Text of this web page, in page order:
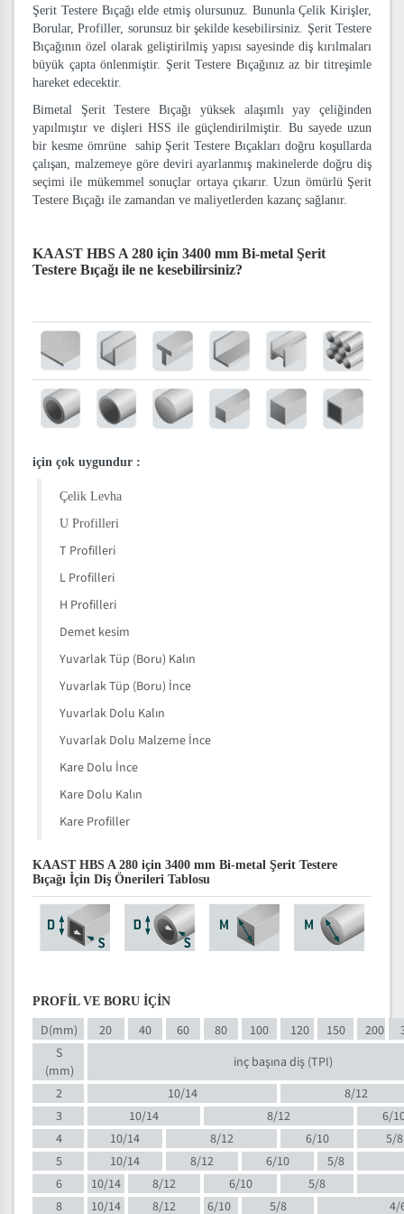
Şerit Testere Bıçağı elde etmiş olursunuz. Bununla Çelik Kirişler,
Borular, Profiller, sorunsuz bir şekilde kesebilirsiniz. Şerit Testere
Bıçağının özel olarak geliştirilmiş yapısı sayesinde diş kırılmaları
büyük çapta önlenmiştir. Şerit Testere Bıçağınız az bir titreşimle
hareket edecektir.
Bimetal Şerit Testere Bıçağı yüksek alaşımlı yay çeliğinden
yapılmıştır ve dişleri HSS ile güçlendirilmiştir. Bu sayede uzun
bir kesme ömrüne sahip Şerit Testere Bıçakları doğru koşullarda
çalışan, malzemeye göre deviri ayarlanmış makinelerde doğru diş
seçimi ile mükemmel sonuçlar ortaya çıkarır. Uzun ömürlü Şerit
Testere Bıçağı ile zamandan ve maliyetlerden kazanç sağlanır.
KAAST HBS A 280 için 3400 mm Bi-metal Şerit
Testere Bıçağı ile ne kesebilirsiniz?
için çok uygundur :
Çelik Levha
U Profilleri
T Profilleri
L Profilleri
H Profilleri
Demet kesim
Yuvarlak Tüp (Boru) Kalın
Yuvarlak Tüp (Boru) İnce
Yuvarlak Dolu Kalın
Yuvarlak Dolu Malzeme İnce
Kare Dolu İnce
Kare Dolu Kalın
Kare Profiller
KAAST HBS A 280 için 3400 mm Bi-metal Şerit Testere
Bıçağı İçin Diş Önerileri Tablosu
PROFİL VE BORU İÇİN
D(mm) 20 40 60 80 100 120 150 200
S
(mm)
inç başına diş (TPI)
2
10/14
8/12
3
10/14 8/12
6/
4
10/14 8/12 6/10
5/8
5
10/14 8/12 6/10
5/8
6
10/14 8/12 6/10
5/8
8
10/14 8/12 6/10 5/8
4/